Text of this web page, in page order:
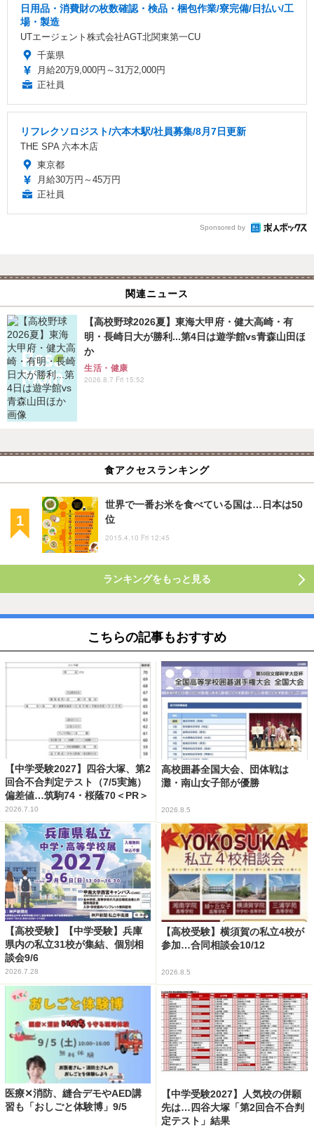
日用品・消費財の枚数確認・検品・梱包作業/寮完備/日払い/工
場・製造
UTエージェント株式会社AGT北関東第一CU
千葉県
月給20万9,000円～31万2,000円
正社員
リフレクソロジスト/六本木駅/社員募集/8月7日更新
THE SPA 六本木店
東京都
月給30万円～45万円
正社員
Sponsored by
関連ニュース
【高校野球2026夏】東海大甲府・健大高崎・有
明・長崎日大が勝利...第4日は遊学館vs青森山田ほ
か
生活・健康
2026.8.7 Fri 15:52
食アクセスランキング
世界で一番お米を食べている国は…日本は50
位
2015.4.10 Fri 12:45
ランキングをもっと見る
こちらの記事もおすすめ
【中学受験2027】四谷大塚、第2
回合不合判定テスト（7/5実施）
偏差値…筑駒74・桜蔭70＜PR＞
2026.7.10
高校囲碁全国大会、団体戦は
灘・南山女子部が優勝
2026.8.5
【高校受験】【中学受験】兵庫
県内の私立31校が集結、個別相
談会9/6
2026.7.28
【高校受験】横須賀の私立4校が
参加…合同相談会10/12
2026.8.5
医療✕消防、縫合デモやAED講
習も「おしごと体験博」9/5
【中学受験2027】人気校の併願
先は…四谷大塚「第2回合不合判
定テスト」結果